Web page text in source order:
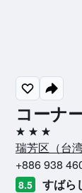
コーナ
3つ星
瑞芳区​（台湾​
+886 938
8.5 すばら